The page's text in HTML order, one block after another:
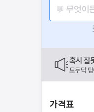
💬 무엇이
혹시 잘
모두닥
가격표